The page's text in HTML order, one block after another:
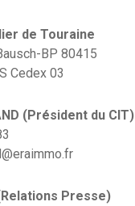
de Touraine
BP 80415
Cedex 03
(Président du CIT)
Presse)